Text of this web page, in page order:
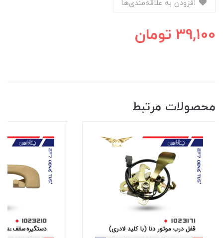
39,100 تومان
محصولات مرتبط